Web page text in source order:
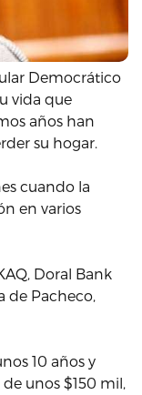
Democrático
vida que
años han
su hogar.
cuando la
en varios
Doral Bank
de Pacheco,
10 años y
unos $150 mil,